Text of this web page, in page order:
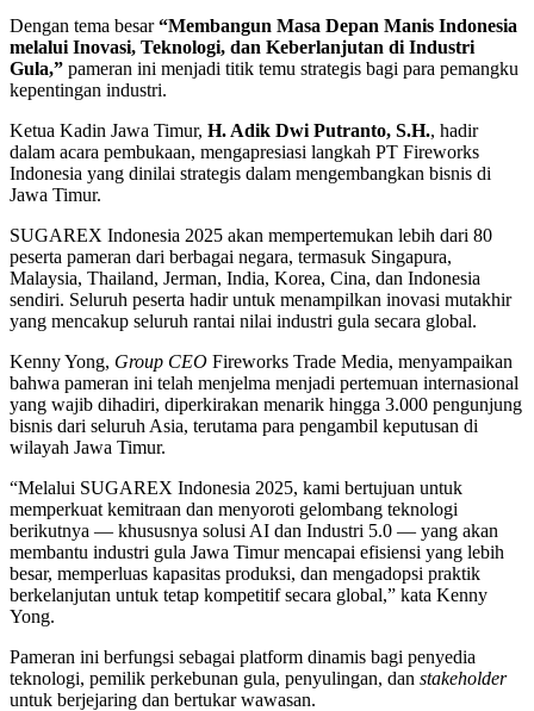
Dengan tema besar“Membangun Masa Depan Manis Indonesia
melalui Inovasi, Teknologi, dan Keberlanjutan di Industri
Gula,” pameran ini menjadi titik temu strategis bagi para pemangku
kepentingan industri.
Ketua Kadin Jawa Timur, H. Adik Dwi Putranto, S.H., hadir
dalam acara pembukaan, mengapresiasi langkah PT Fireworks
Indonesia yang dinilai strategis dalam mengembangkan bisnis di
Jawa Timur.
SUGAREX Indonesia 2025 akan mempertemukan lebih dari 80
peserta pameran dari berbagai negara, termasuk Singapura,
Malaysia, Thailand, Jerman, India, Korea, Cina, dan Indonesia
sendiri. Seluruh peserta hadir untuk menampilkan inovasi mutakhir
yang mencakup seluruh rantai nilai industri gula secara global.
Kenny Yong, Group CEO Fireworks Trade Media, menyampaikan
bahwa pameran ini telah menjelma menjadi pertemuan internasional
yang wajib dihadiri, diperkirakan menarik hingga 3.000 pengunjung
bisnis dari seluruh Asia, terutama para pengambil keputusan di
wilayah Jawa Timur.
“Melalui SUGAREX Indonesia 2025, kami bertujuan untuk
memperkuat kemitraan dan menyoroti gelombang teknologi
berikutnya — khususnya solusi AI dan Industri 5.0 — yang akan
membantu industri gula Jawa Timur mencapai efisiensi yang lebih
besar, memperluas kapasitas produksi, dan mengadopsi praktik
berkelanjutan untuk tetap kompetitif secara global,” kata Kenny
Yong.
Pameran ini berfungsi sebagai platform dinamis bagi penyedia
teknologi, pemilik perkebunan gula, penyulingan, dan stakeholder
untuk berjejaring dan bertukar wawasan.